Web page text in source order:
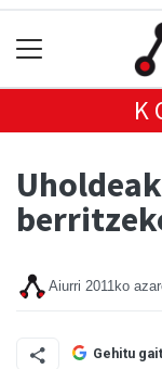
Aiurri 2011ko
Gehitu